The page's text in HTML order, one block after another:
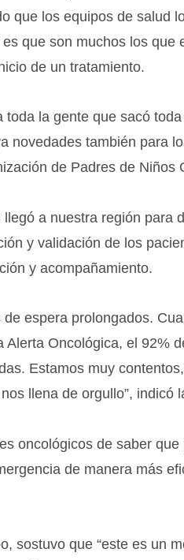
que los equipos de salud
que son muchos los que
de un tratamiento.
la gente que sacó
novedades también para
de Padres de Niños
a nuestra región para
y validación de los
y acompañamiento.
espera prolongados.
Oncológica, el 92%
Estamos muy
llena de orgullo”, indicó
oncológicos de saber
de manera más
sostuvo que “este es un